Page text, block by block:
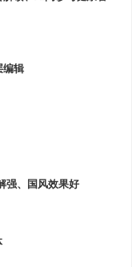
编辑
强、国风效果好